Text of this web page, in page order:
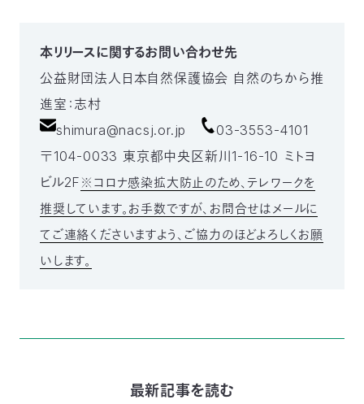
本リリースに関するお問い合わせ先
公益財団法人日本自然保護協会 自然のちから推
進室：志村
shimura@nacsj.or.jp
03-3553-4101
〒104-0033 東京都中央区新川1-16-10 ミトヨ
ビル2F ※コロナ感染拡大防止のため、テレワークを
推奨しています。お手数ですが、お問合せはメールに
てご連絡くださいますよう、ご協力のほどよろしくお願
いします。
最新記事を読む